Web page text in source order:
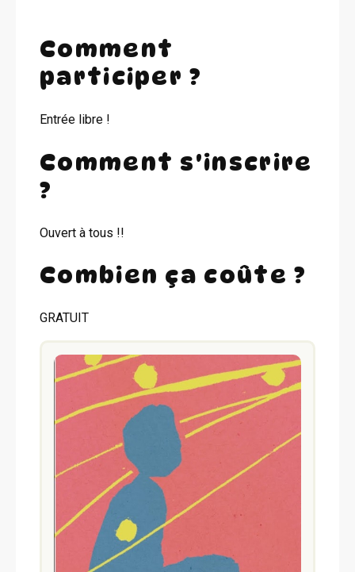
Comment
participer ?
Entrée libre !
Comment s'inscrire
?
Ouvert à tous !!
Combien ça coûte ?
GRATUIT